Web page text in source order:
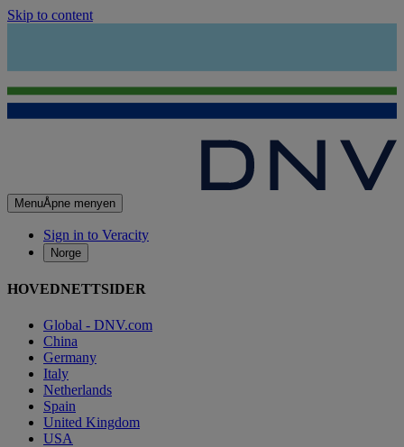
Skip to content
MenuÅpne menyen
Sign in to Veracity
Norge
HOVEDNETTSIDER
Global - DNV.com
China
Germany
Italy
Netherlands
Spain
United Kingdom
USA